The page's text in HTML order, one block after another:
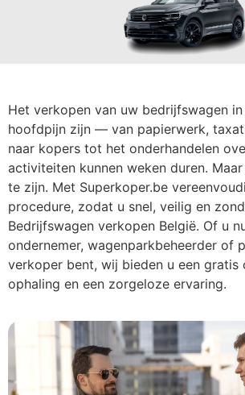
Het verkopen van uw bedrijfswagen
hoofdpijn zijn — van papierwerk,
naar kopers tot het onderhandelen
activiteiten kunnen weken duren.
te zijn. Met Superkoper.be
procedure, zodat u snel, veilig en
Bedrijfswagen verkopen België. Of u
ondernemer, wagenparkbeheerder of
verkoper bent, wij bieden u een
ophaling en een zorgeloze ervaring.